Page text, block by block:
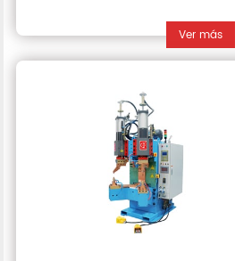
Ver más